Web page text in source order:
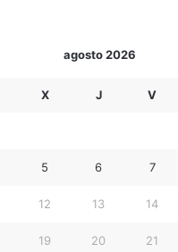
agosto 2026
X J V
5 6 7
12 13 14
19 20 21